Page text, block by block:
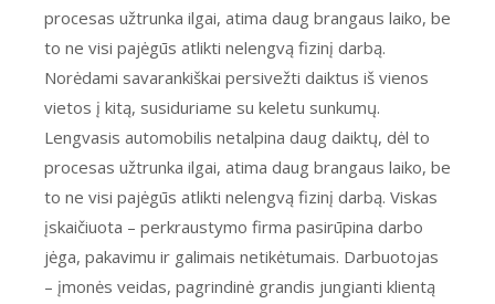
procesas užtrunka ilgai, atima daug brangaus laiko, be
to ne visi pajėgūs atlikti nelengvą fizinį darbą.
Norėdami savarankiškai persivežti daiktus iš vienos
vietos į kitą, susiduriame su keletu sunkumų.
Lengvasis automobilis netalpina daug daiktų, dėl to
procesas užtrunka ilgai, atima daug brangaus laiko, be
to ne visi pajėgūs atlikti nelengvą fizinį darbą. Viskas
įskaičiuota – perkraustymo firma pasirūpina darbo
jėga, pakavimu ir galimais netikėtumais. Darbuotojas
– įmonės veidas, pagrindinė grandis jungianti klientą